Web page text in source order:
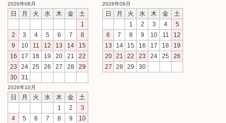
2026年08月
日 月 火 水 木 金
土
1
2
3 4 5 6 7
8
9
10 11 12 13 14
15
16
17 18 19 20 21
22
23
24 25 26 27 28
29
30
31
2026年09月
日 月 火 水 木 金
土
1
2 3 4
5
6
7 8 9 10 11
12
13
14 15 16 17 18
19
20
21 22 23 24 25
26
27
28 29 30
2026年10月
日 月 火 水 木 金
土
1
2
3
4
5 6 7 8 9 10